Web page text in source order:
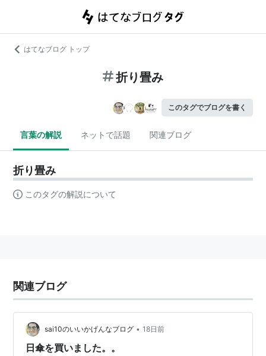
はてなブログ トップ
折り畳み
このタグでブログを書く
言葉の解説 ネットで話題 関連ブログ
折り畳み
このタグの解説について
関連ブログ
sai10のいいかげんなブログ • 18日前
日傘を買いました。。